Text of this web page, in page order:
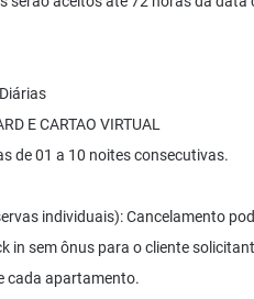
E CARTAO VIRTUAL
de 01 a 10 noites consecutivas.
individuais): Cancelamento
in sem ônus para o cliente
cada apartamento.